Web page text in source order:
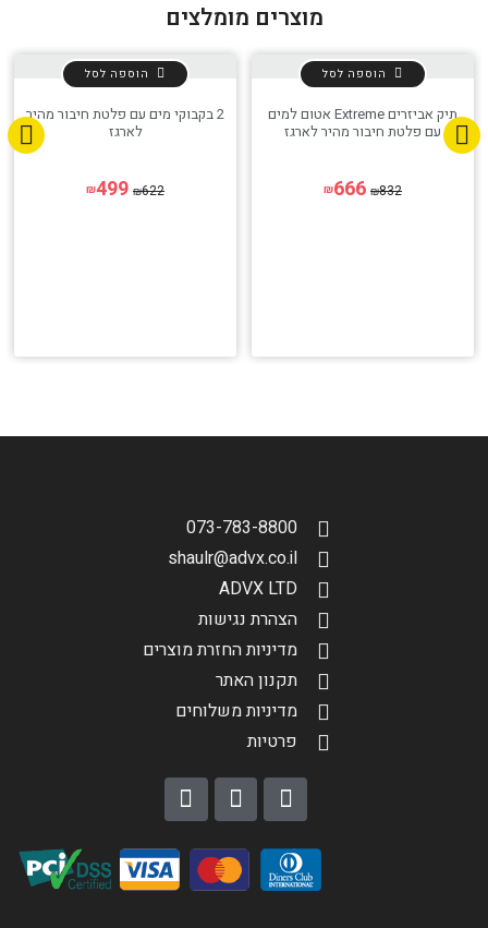
מוצרים מומלצים
תיק אביזרים Extreme אטום למים
עם פלטת חיבור מהיר לארגז
₪832
₪666
הוספה לסל
2 בקבוקי מים עם פלטת חיבור מהיר
לארגז
₪622
₪499
הוספה לסל
073-783-8800
shaulr@advx.co.il
ADVX LTD
הצהרת נגישות
מדיניות החזרת מוצרים
תקנון האתר
מדיניות משלוחים
פרטיות